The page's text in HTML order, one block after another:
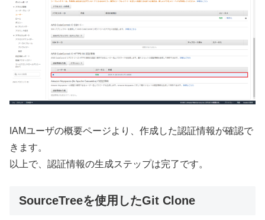
IAMユーザの概要ページより、作成した認証情報が確認で
きます。
以上で、認証情報の生成ステップは完了です。
SourceTreeを使用したGit Clone